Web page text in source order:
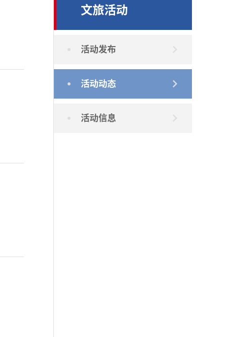
文旅活动
活动发布
活动动态
活动信息